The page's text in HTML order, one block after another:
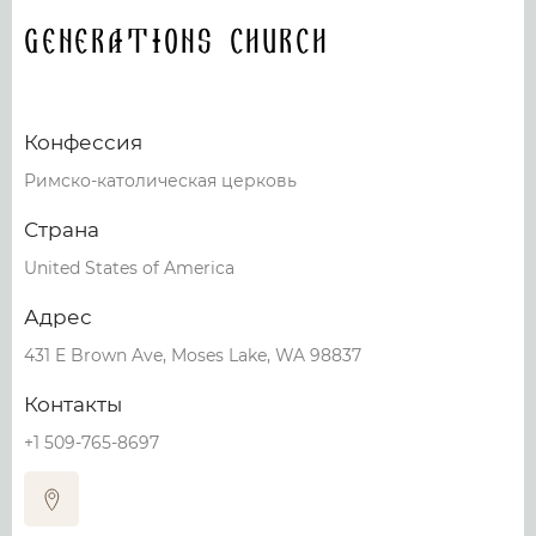
Generations Church
Конфессия
Римско-католическая церковь
Страна
United States of America
Адрес
431 E Brown Ave, Moses Lake, WA 98837
Контакты
+1 509-765-8697